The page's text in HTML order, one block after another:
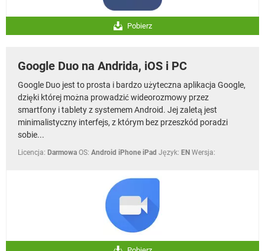
Pobierz
Google Duo na Andrida, iOS i PC
Google Duo jest to prosta i bardzo użyteczna aplikacja Google,
dzięki której można prowadzić wideorozmowy przez
smartfony i tablety z systemem Android. Jej zaletą jest
minimalistyczny interfejs, z którym bez przeszkód poradzi
sobie...
Licencja: Darmowa OS: Android iPhone iPad Język: EN Wersja: